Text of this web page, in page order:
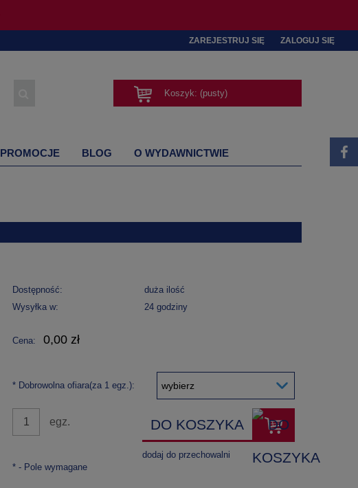
ZAREJESTRUJ SIĘ ZALOGUJ SIĘ
Koszyk: (pusty)
PROMOCJE BLOG O WYDAWNICTWIE
Dostępność:
duża ilość
Wysyłka w:
24 godziny
Cena: 0,00 zł
* Dobrowolna ofiara(za 1 egz.):
egz. DO KOSZYKA
dodaj do przechowalni
* - Pole wymagane